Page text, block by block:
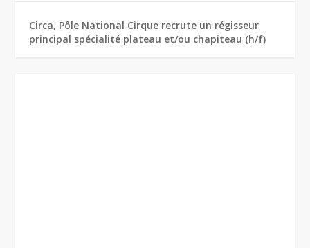
Circa, Pôle National Cirque recrute un régisseur
principal spécialité plateau et/ou chapiteau (h/f)